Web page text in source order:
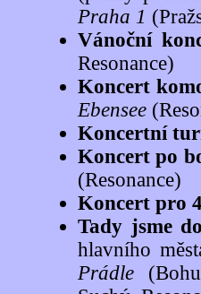
Praha 1
Vánoční
Resonance)
Koncert
Ebensee
Koncertní
Koncert po
(Resonance)
Koncert pro
Tady jsme
hlavního
Prádle